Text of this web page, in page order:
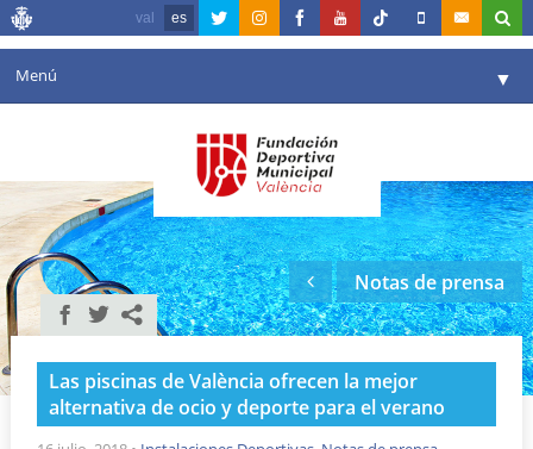
val es
Menú ▼
Agenda
Instalaciones ▼
Comunicación ▼
Valencia en deporte
Portal de Transparencia
Notas de prensa
Las piscinas de València ofrecen la mejor
alternativa de ocio y deporte para el verano